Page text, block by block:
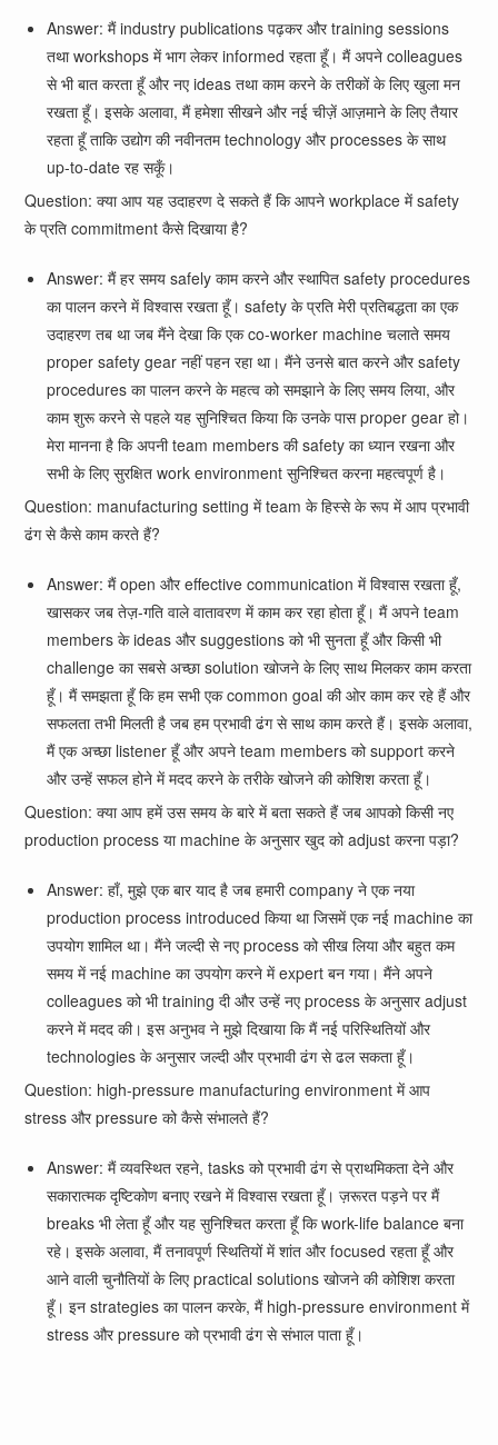
Answer: मैं industry publications पढ़कर और training sessions
तथा workshops में भाग लेकर informed रहता हूँ। मैं अपने colleagues
से भी बात करता हूँ और नए ideas तथा काम करने के तरीकों के लिए खुला मन
रखता हूँ। इसके अलावा, मैं हमेशा सीखने और नई चीज़ें आज़माने के लिए तैयार
रहता हूँ ताकि उद्योग की नवीनतम technology और processes के साथ
up-to-date रह सकूँ।
Question: क्या आप यह उदाहरण दे सकते हैं कि आपने workplace में safety
के प्रति commitment कैसे दिखाया है?
Answer: मैं हर समय safely काम करने और स्थापित safety procedures
का पालन करने में विश्वास रखता हूँ। safety के प्रति मेरी प्रतिबद्धता का एक
उदाहरण तब था जब मैंने देखा कि एक co-worker machine चलाते समय
proper safety gear नहीं पहन रहा था। मैंने उनसे बात करने और safety
procedures का पालन करने के महत्व को समझाने के लिए समय लिया, और
काम शुरू करने से पहले यह सुनिश्चित किया कि उनके पास proper gear हो।
मेरा मानना है कि अपनी team members की safety का ध्यान रखना और
सभी के लिए सुरक्षित work environment सुनिश्चित करना महत्वपूर्ण है।
Question: manufacturing setting में team के हिस्से के रूप में आप प्रभावी
ढंग से कैसे काम करते हैं?
Answer: मैं open और effective communication में विश्वास रखता हूँ,
खासकर जब तेज़-गति वाले वातावरण में काम कर रहा होता हूँ। मैं अपने team
members के ideas और suggestions को भी सुनता हूँ और किसी भी
challenge का सबसे अच्छा solution खोजने के लिए साथ मिलकर काम करता
हूँ। मैं समझता हूँ कि हम सभी एक common goal की ओर काम कर रहे हैं और
सफलता तभी मिलती है जब हम प्रभावी ढंग से साथ काम करते हैं। इसके अलावा,
मैं एक अच्छा listener हूँ और अपने team members को support करने
और उन्हें सफल होने में मदद करने के तरीके खोजने की कोशिश करता हूँ।
Question: क्या आप हमें उस समय के बारे में बता सकते हैं जब आपको किसी नए
production process या machine के अनुसार खुद को adjust करना पड़ा?
Answer: हाँ, मुझे एक बार याद है जब हमारी company ने एक नया
production process introduced किया था जिसमें एक नई machine का
उपयोग शामिल था। मैंने जल्दी से नए process को सीख लिया और बहुत कम
समय में नई machine का उपयोग करने में expert बन गया। मैंने अपने
colleagues को भी training दी और उन्हें नए process के अनुसार adjust
करने में मदद की। इस अनुभव ने मुझे दिखाया कि मैं नई परिस्थितियों और
technologies के अनुसार जल्दी और प्रभावी ढंग से ढल सकता हूँ।
Question: high-pressure manufacturing environment में आप
stress और pressure को कैसे संभालते हैं?
Answer: मैं व्यवस्थित रहने, tasks को प्रभावी ढंग से प्राथमिकता देने और
सकारात्मक दृष्टिकोण बनाए रखने में विश्वास रखता हूँ। ज़रूरत पड़ने पर मैं
breaks भी लेता हूँ और यह सुनिश्चित करता हूँ कि work-life balance बना
रहे। इसके अलावा, मैं तनावपूर्ण स्थितियों में शांत और focused रहता हूँ और
आने वाली चुनौतियों के लिए practical solutions खोजने की कोशिश करता
हूँ। इन strategies का पालन करके, मैं high-pressure environment में
stress और pressure को प्रभावी ढंग से संभाल पाता हूँ।